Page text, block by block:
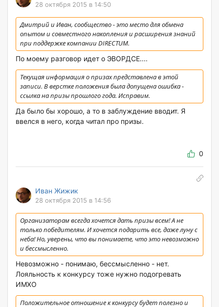
28 октября 2015 в 14:50
Дмитрий и Иван, сообщество - это место для обмена
опытом и совместного накопления и расширения знаний
при поддержке компании DIRECTUM.
По моему разговор идет о ЭВОРДСЕ....
Текущая информация о призах представлена в этой
записи. В верстке положения была допущена ошибка -
ссылка на призы прошлого года. Исправим.
Да было бы хорошо, а то в заблуждение вводит. Я
ввелся в него, когда читал про призы.
0
Иван Жижик
28 октября 2015 в 14:56
Организаторам всегда хочется дать призы всем! А не
только победителям. И хочется подарить все, даже луну с
неба! Но, уверены, что вы понимаете, что это невозможно
и бессмысленно.
Невозможно - понимаю, бессмысленно - нет.
Лояльность к конкурсу тоже нужно подогревать
ИМХО
Положительное отношение к конкурсу будет полезно и